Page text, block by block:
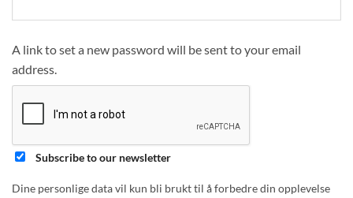
A link to set a new password will be sent to your email
address.
Subscribe to our newsletter
Dine personlige data vil kun bli brukt til å forbedre din opplevelse